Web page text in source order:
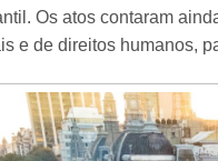
Os atos contaram
e de direitos humanos,